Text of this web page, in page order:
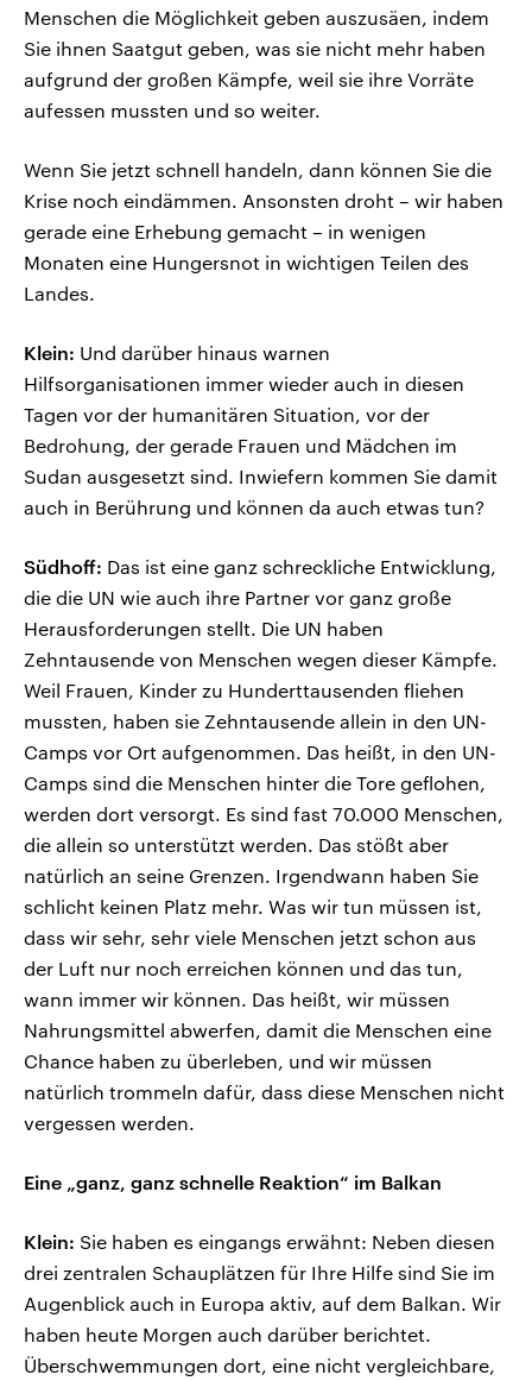
Menschen die Möglichkeit geben auszusäen, indem
Sie ihnen Saatgut geben, was sie nicht mehr haben
aufgrund der großen Kämpfe, weil sie ihre Vorräte
aufessen mussten und so weiter.
Wenn Sie jetzt schnell handeln, dann können Sie die
Krise noch eindämmen. Ansonsten droht – wir haben
gerade eine Erhebung gemacht – in wenigen
Monaten eine Hungersnot in wichtigen Teilen des
Landes.
Klein: Und darüber hinaus warnen
Hilfsorganisationen immer wieder auch in diesen
Tagen vor der humanitären Situation, vor der
Bedrohung, der gerade Frauen und Mädchen im
Sudan ausgesetzt sind. Inwiefern kommen Sie damit
auch in Berührung und können da auch etwas tun?
Südhoff: Das ist eine ganz schreckliche Entwicklung,
die die UN wie auch ihre Partner vor ganz große
Herausforderungen stellt. Die UN haben
Zehntausende von Menschen wegen dieser Kämpfe.
Weil Frauen, Kinder zu Hunderttausenden fliehen
mussten, haben sie Zehntausende allein in den UN-
Camps vor Ort aufgenommen. Das heißt, in den UN-
Camps sind die Menschen hinter die Tore geflohen,
werden dort versorgt. Es sind fast 70.000 Menschen,
die allein so unterstützt werden. Das stößt aber
natürlich an seine Grenzen. Irgendwann haben Sie
schlicht keinen Platz mehr. Was wir tun müssen ist,
dass wir sehr, sehr viele Menschen jetzt schon aus
der Luft nur noch erreichen können und das tun,
wann immer wir können. Das heißt, wir müssen
Nahrungsmittel abwerfen, damit die Menschen eine
Chance haben zu überleben, und wir müssen
natürlich trommeln dafür, dass diese Menschen nicht
vergessen werden.
Eine „ganz, ganz schnelle Reaktion“ im Balkan
Klein: Sie haben es eingangs erwähnt: Neben diesen
drei zentralen Schauplätzen für Ihre Hilfe sind Sie im
Augenblick auch in Europa aktiv, auf dem Balkan. Wir
haben heute Morgen auch darüber berichtet.
Überschwemmungen dort, eine nicht vergleichbare,